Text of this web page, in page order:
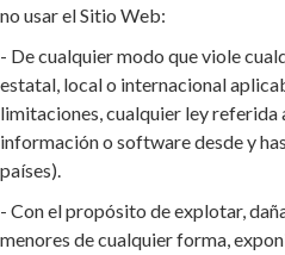
no usar el Sitio Web:
- De cualquier modo que viole
estatal, local o internacional
limitaciones, cualquier ley referida
información o software desde y
países).
- Con el propósito de explotar,
menores de cualquier forma,